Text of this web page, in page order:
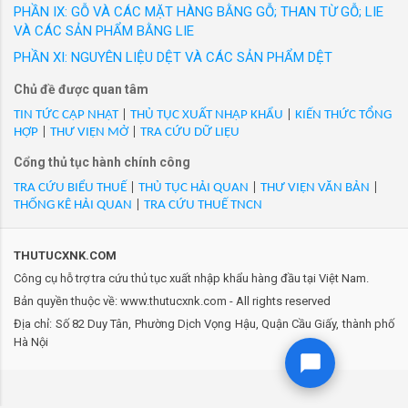
- Mã Hs 61071100: 7820P3-MYH061-L-TMW-26-01/Quần lót
nam vải dệt kim chất liệu bông 7820P3-MYH061-L-TMW-26-01,
SIZE L, 75%COTTON/25%POLYESTER, Hàng mới 100%/VN/XK
nam vải dệt kim chất liệu bông 7820P3-MYS250-L-KH9-26-01,
SIZE L, 100%COTTON, Hàng mới 100%/VN/XK
95%COTTON5%SPANDEX, hàng mới 100%, là mã phụ mã
ACU0200MNV, cỡ:XS - 2XL, nhãn hiệu CHARLES
TYRWHITT/VN/XK
- Mã Hs 61071100: B74N12-MYH035-S-AAHX-26-01/Quần lót
trẻ em trai vải dệt kim chất liệu bông B74N12-MYH035-S-
AAHX-26-01, SIZE S, 75%COTTON/25%POLYESTER, Hàng mới
100%/VN/XK
- Mã Hs 61071100: B74N12-MYP072-S-AAH9-26-01/Quần lót
trẻ em trai vải dệt kim chất liệu bông B74N12-MYP072-S-
AAH9-26-01, SIZE S, 75%COTTON/25%POLYESTER, Hàng mới
đưa ra thị trường trong nước với các nhãn hiệu
được người tiêu dùng Việt Nam yêu thích. Hàng
loạt sản phẩm thời trang công sở cao cấp như
Classic, May10 Classic Suit... Thương hiệu
Veston và nhiều thương hiệu thời trang được
phát triển trong 20 năm qua của May 10 đ...
PHẦN IX: GỖ VÀ CÁC MẶT HÀNG BẰNG GỖ; THAN TỪ GỖ; LIE
VÀ CÁC SẢN PHẨM BẰNG LIE
PHẦN XI: NGUYÊN LIỆU DỆT VÀ CÁC SẢN PHẨM DỆT
Chủ đề được quan tâm
TIN TỨC CẬP NHẬT| THỦ TỤC XUẤT NHẬP KHẨU
KIẾN THỨC TỔNG
HỢP
THƯ VIỆN MỞ| TRA CỨU DỮ LIỆU
Cổng thủ tục hành chính công
TRA CỨU BIỂU THUẾ THỦ TỤC HẢI QUAN THƯ VIỆN VĂN BẢN
THỐNG KÊ HẢI QUAN
TRA CỨU THUẾ TNCN
THUTUCXNK.COM
Công cụ hỗ trợ tra cứu thủ tục xuất nhập khẩu hàng đầu tại Việt Nam.
Bản quyền thuộc về: www.thutucxnk.com - All rights reserved
Địa chỉ: Số 82 Duy Tân, Phường Dịch Vọng Hậu, Quận Cầu Giấy, thành phố
Hà Nội